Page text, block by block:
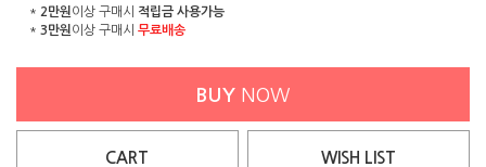
* 2만원 이상 구매시 적립금 사용가능
* 3만원 이상 구매시 무료배송
BUY NOW
CART WISH LIST